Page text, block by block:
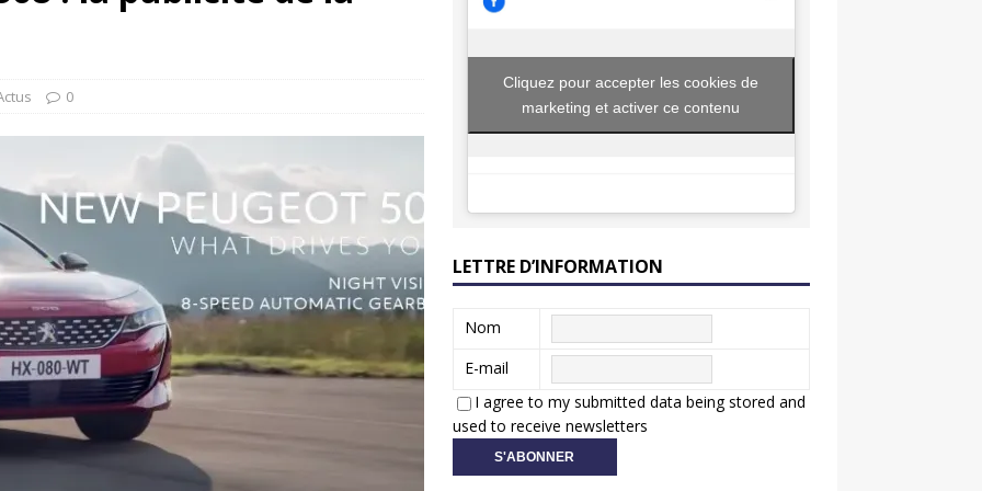
GTi : naissance d’une légende
Honda dévoile un spot publicitaire… confiné!
0
Cliquez pour accepter les cookies de
marketing et activer ce contenu
LETTRE D’INFORMATION
Nom
E-mail
I agree to my submitted data being stored and
used to receive newsletters